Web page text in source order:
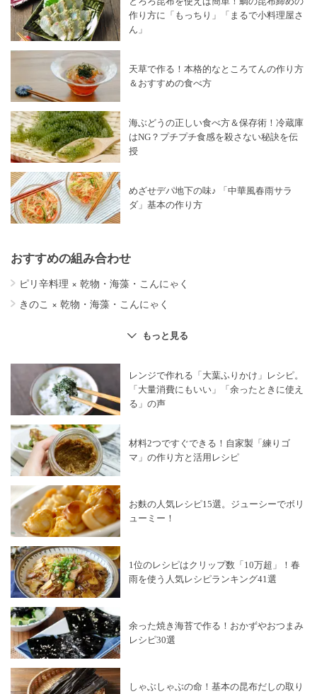
作り方に「もっちり」「まるで小料理屋さ
ん」
天草で作る！本格的なところてんの作り方
＆おすすめの食べ方
海ぶどうの正しい食べ方＆保存術！冷蔵庫
はNG？プチプチ食感を殺さない秘訣を伝
授
めざせデパ地下の味♪ 「中華風春雨サラ
ダ」基本の作り方
おすすめの組み合わせ
ピリ辛料理 × 乾物・海藻・こんにゃく
きのこ × 乾物・海藻・こんにゃく
乾物・海藻・こんにゃく
乾物×乾物・海藻・こんにゃく
もっと見る
レンジで作れる「大葉ふりかけ」レシピ。
「大量消費にもいい」「余ったときに使え
る」の声
材料2つですぐできる！自家製「練りゴ
マ」の作り方と活用レシピ
お麩の人気レシピ15選。ジューシーでボリ
ューミー！
1位のレシピはクリップ数「10万超」！春
雨を使う人気レシピランキング41選
余った焼き海苔で作る！おかずやおつまみ
レシピ30選
しゃぶしゃぶの命！基本の昆布だしの取り